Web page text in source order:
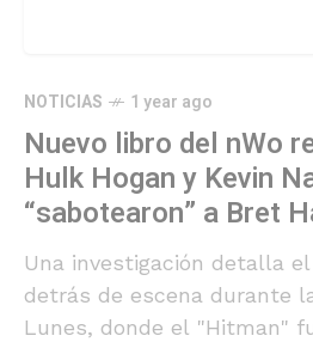
NOTICIAS 1 year ago
Nuevo libro del nWo
Hulk Hogan y Kevin
“sabotearon” a Bret
Una investigación detalla
detrás de escena durante
Lunes, donde el "Hitman"